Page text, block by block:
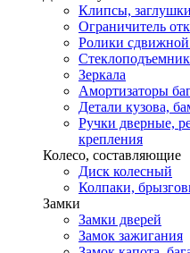
Клипсы, заглушки
Ограничитель
Ролики сдвижной
Стеклоподъемник
Зеркала
Амортизаторы
Детали кузова,
Ручки дверные,
крепления
Колесо, составляющие
Диск колесный
Колпаки,
Замки
Замки дверей
Замок зажигания